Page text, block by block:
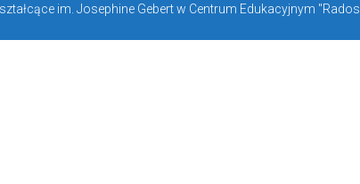
im. Josephine Gebert w Centrum Edukacyjnym